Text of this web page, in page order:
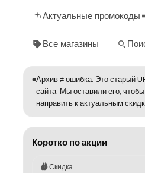
Актуальные промокоды
Все магазины
Архив ≠ ошибка. Это старый
сайта. Мы оставили его,
направить к актуальным
Коротко по акции
Скидка